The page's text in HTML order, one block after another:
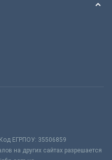
ЕГРПОУ: 35506859
на других сайтах разрешается